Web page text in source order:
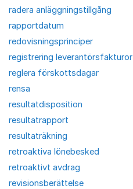
radera anläggningstillgång
rapportdatum
redovisningsprinciper
registrering leverantörsfakturor
reglera förskottsdagar
rensa
resultatdisposition
resultatrapport
resultaträkning
retroaktiva lönebesked
retroaktivt avdrag
revisionsberättelse